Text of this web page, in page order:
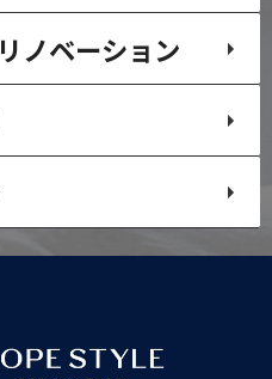
リノベーション